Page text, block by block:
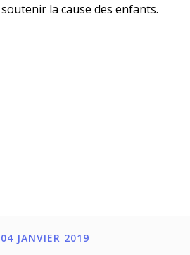
la cause des enfants.
04 JANVIER 2019